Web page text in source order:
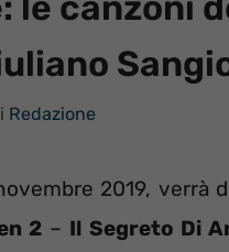
Redazione
2019, verrà
2– Il Segreto Di